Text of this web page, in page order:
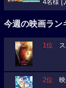
4名様 [
今週の映画ラン
1位 ス
2位 映